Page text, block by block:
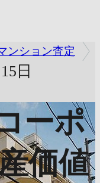
ンション査定
日
ーポ
価値